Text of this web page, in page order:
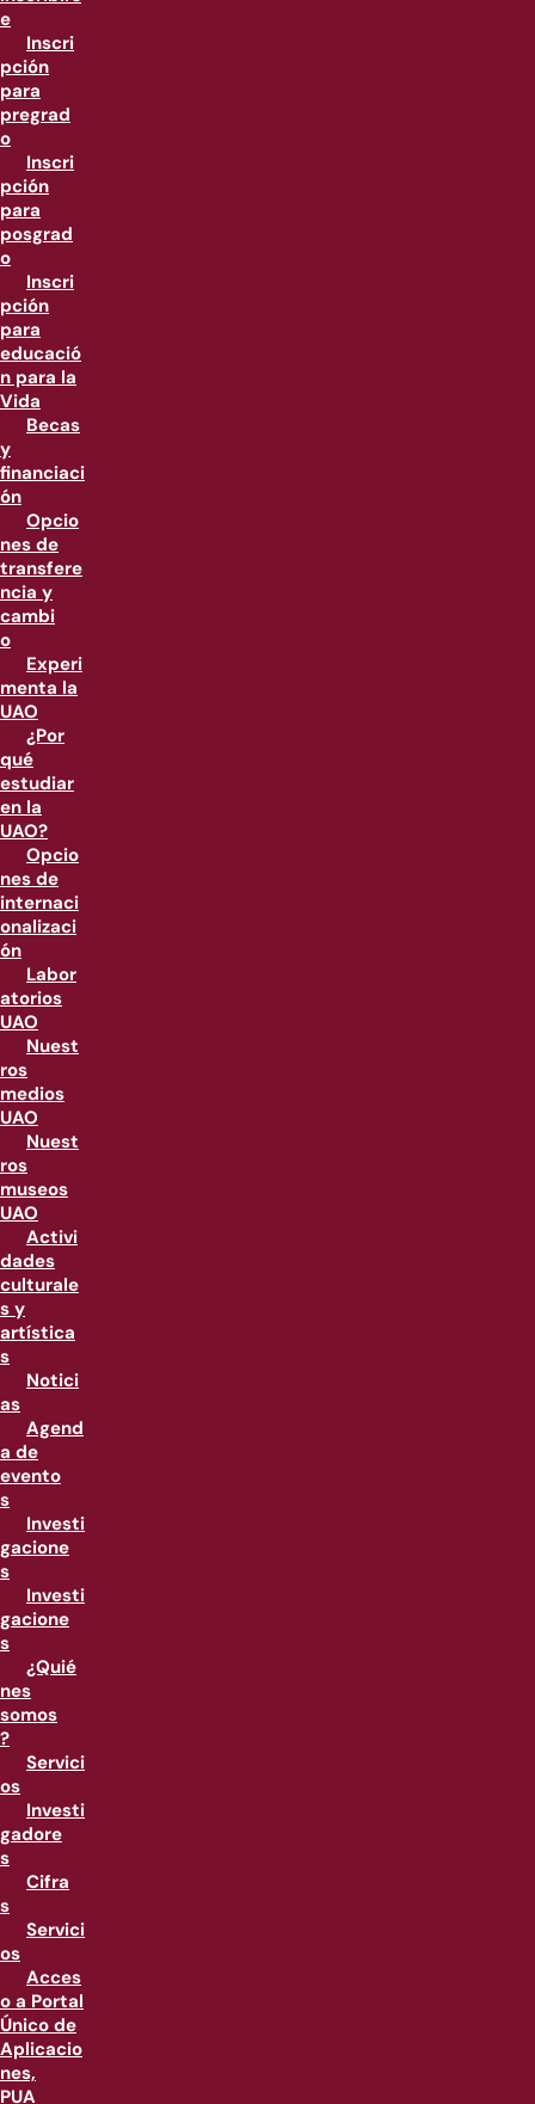
e
Inscri
pción
para
pregrad
o
Inscri
pción
para
posgrad
o
Inscri
pción
para
educació
n para la
Vida
Becas
y
financiaci
ón
Opcio
nes de
transfere
ncia y
cambi
o
Experi
menta la
UAO
¿Por
qué
estudiar
en la
UAO?
Opcio
nes de
internaci
onalizaci
ón
Labor
atorios
UAO
Nuest
ros
medios
UAO
Nuest
ros
museos
UAO
Activi
dades
culturale
s y
artística
s
Notici
as
Agend
a de
evento
s
Investi
gacione
s
Investi
gacione
s
¿Quié
nes
somos
?
Servici
os
Investi
gadore
s
Cifra
s
Servici
os
Acces
o a Portal
Único de
Aplicacio
nes,
PUA